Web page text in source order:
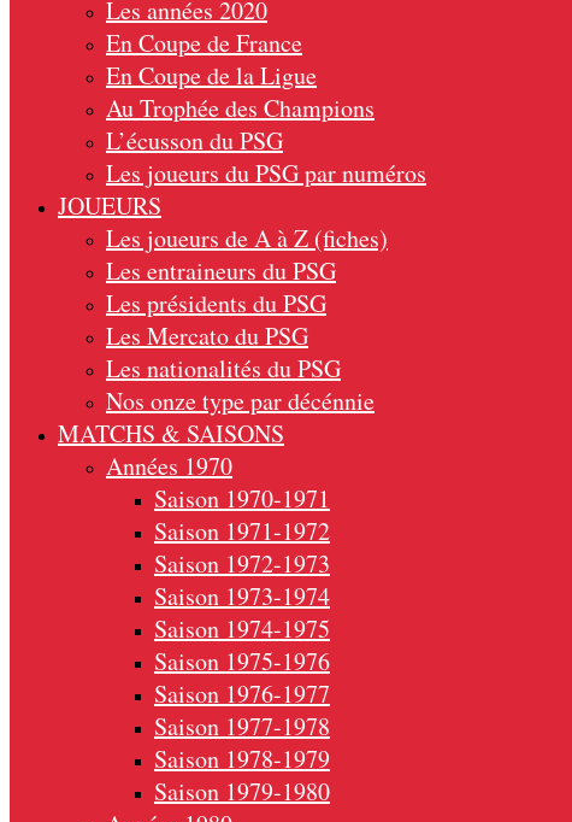
Les années 2020
En Coupe de France
En Coupe de la Ligue
Au Trophée des Champions
L’écusson du PSG
Les joueurs du PSG par numéros
JOUEURS
Les joueurs de A à Z (fiches)
Les entraineurs du PSG
Les présidents du PSG
Les Mercato du PSG
Les nationalités du PSG
Nos onze type par décénnie
MATCHS & SAISONS
Années 1970
Saison 1970-1971
Saison 1971-1972
Saison 1972-1973
Saison 1973-1974
Saison 1974-1975
Saison 1975-1976
Saison 1976-1977
Saison 1977-1978
Saison 1978-1979
Saison 1979-1980